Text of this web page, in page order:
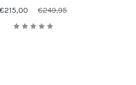
€215,00
€249,95